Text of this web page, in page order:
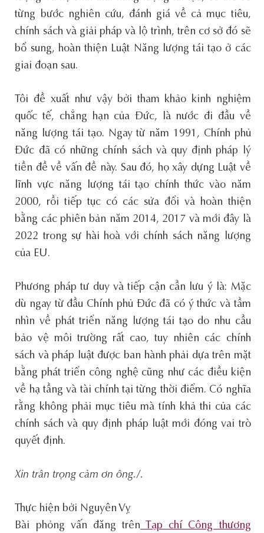
từng bước nghiên cứu, đánh giá về cả mục tiêu,
chính sách và giải pháp và lộ trình, trên cơ sở đó sẽ
bổ sung, hoàn thiện Luật Năng lượng tái tạo ở các
giai đoạn sau.
Tôi đề xuất như vậy bởi tham khảo kinh nghiệm
quốc tế, chẳng hạn của Đức, là nước đi đầu về
năng lượng tái tạo. Ngay từ năm 1991, Chính phủ
Đức đã có những chính sách và quy định pháp lý
tiền đề về vấn đề này. Sau đó, họ xây dựng Luật về
lĩnh vực năng lượng tái tạo chính thức vào năm
2000, rồi tiếp tục có các sửa đổi và hoàn thiện
bằng các phiên bản năm 2014, 2017 và mới đây là
2022 trong sự hài hoà với chính sách năng lượng
của EU.
Phương pháp tư duy và tiếp cận cần lưu ý là: Mặc
dù ngay từ đầu Chính phủ Đức đã có ý thức và tầm
nhìn về phát triển năng lượng tái tạo do nhu cầu
bảo vệ môi trường rất cao, tuy nhiên các chính
sách và pháp luật được ban hành phải dựa trên mặt
bằng phát triển công nghệ cũng như các điều kiện
về hạ tầng và tài chính tại từng thời điểm. Có nghĩa
rằng không phải mục tiêu mà tính khả thi của các
chính sách và quy định pháp luật mới đóng vai trò
quyết định.
Xin trân trọng cảm ơn ông./.
Thực hiện bởi Nguyên Vỵ
Bài phỏng vấn đăng trên Tạp chí Công thương